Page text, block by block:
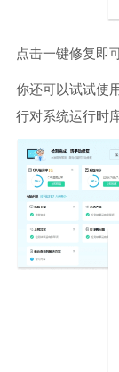
点击一键修复即
你还可以试试使
行对系统运行时